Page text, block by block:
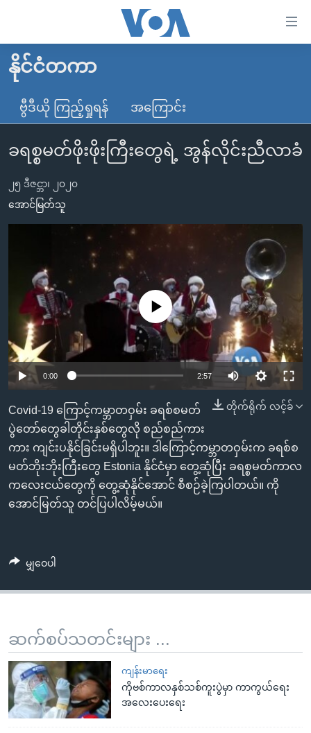
လွယ်ကူ
စေ
သည့်
များ
ပင်မ
အကြောင်းအရာ
စာမျက်နှာ
ကျော်
ကြည့်
ရန်
ရှာဖွေ
ရန်
နေရာ
သို့
မူလစာမျက်နှာ
မြန်မာ
ကမ္ဘာ့သတင်းများ
နိုင်ငံတကာ
တရုတ်
အစ္စရေး-ပါလက်စတိုင်း
ဗွီဒီယို
ရပ်ဝန်းတခု လမ်းတခု အလွန်
အင်္ဂလိပ်စာလေ့လာမယ်
အမေရိကန်သုံးအီဒီယံ
မကြေးမုံရဲ့ အင်္ဂလိပ်စာ
ရုပ်ရှင်ထဲက အင်္ဂလိပ်စာ
သုတပဒေသာ အင်္ဂလိပ်စာ
အပတ်စဉ်ကဏ္ဍများ
ရေဒီယို
တီဗွီ
ရေဒီယိုနှင့်ရုပ်သံ အချက်အလက်များ
ရေဒီယို/တီဗွီအစီအစဉ်
Learning English
ဗွီအိုအေ လူမှုကွန်ယက်များ
ဘာသာစကားများ
နိုင်ငံတကာ
ဗွီဒီယို ကြည့်ရှုရန် အကြောင်း
ခရစ္စမတ်ဖိုးဖိုးကြီးတွေရဲ့ အွန်လိုင်းညီလာခံ
၂၅ ဒီဇင္ဘာ၊ ၂၀၂၀
အောင်မြတ်သူ
No media source currently available
0:00 2:57
တိုက်ရိုက် လင့်ခ်
Covid-19 ကြောင့်ကမ္ဘာတဝှမ်း ခရစ်စမတ်
ပွဲတော်တွေခါတိုင်းနှစ်တွေလို စည်စည်ကား
ကား ကျင်းပနိုင်ခြင်းမရှိပါဘူး။ ဒါကြောင့်ကမ္ဘာတဝှမ်းက ခရစ်စ
မတ်ဘိုးဘိုးကြီးတွေ Estonia နိုင်ငံမှာ တွေ့ဆုံပြီး ခရစ္စမတ်ကာလ
ကလေးငယ်တွေကို တွေ့ဆုံနိုင်အောင် စီစဉ်ခဲ့ကြပါတယ်။ ကို
အောင်မြတ်သူ တင်ပြပါလိမ့်မယ်။
မျှဝေပါ
ဆက်စပ်သတင်းများ ...
ကျန်းမာရေး
ကိုဗစ်ကာလနှစ်သစ်ကူးပွဲမှာ ကာကွယ်ရေး
အလေးပေးရေး